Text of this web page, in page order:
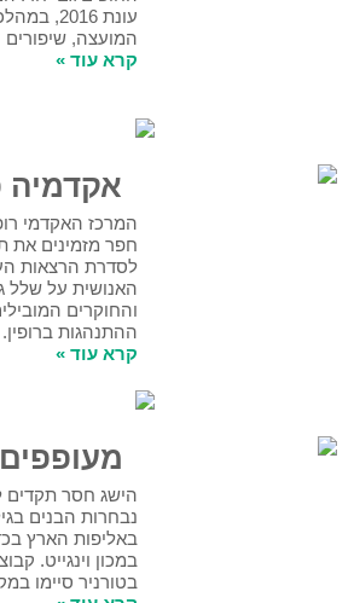
עונת 2016, במהלכה הוכנסו, בהנחיית ראש
המועצה, שיפורים רבים בחופי הרחצה.
אקדמיה פוגשת קהילה
המרכז האקדמי רופין והמועצה האזורית עמק
חפר מזמינים את תושבי העמק והסביבה
לסדרת הרצאות העוסקות בהתנהגות
האנושית על שלל גווניה, שיעבירו המרצים
והחוקרים המובילים של המחלקה למדעי
מעופפים אל השחקים!
הישג חסר תקדים למעופפי מעיין-שחר:
נבחרות הבנים בגילאי ט-י' ו-י"א-י"ב זכו
באליפות הארץ בכדורעף חופים, שהתקיימה
במכון וינגייט. קבוצות הבנות שהתמודדו
בטורניר סיימו במקום השני. כבוד!